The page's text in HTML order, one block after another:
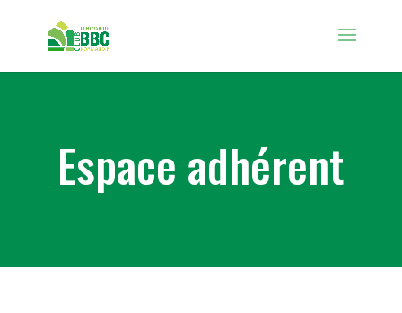
Espace adhérent